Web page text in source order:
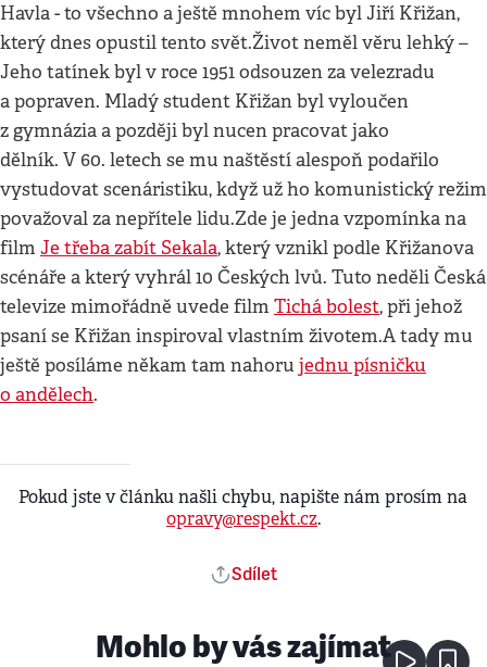
Havla - to všechno a ještě mnohem víc byl Jiří Křižan,
který dnes opustil tento svět.Život neměl věru lehký –
Jeho tatínek byl v roce 1951 odsouzen za velezradu
a popraven. Mladý student Křižan byl vyloučen
z gymnázia a později byl nucen pracovat jako
dělník. V 60. letech se mu naštěstí alespoň podařilo
vystudovat scenáristiku, když už ho komunistický režim
považoval za nepřítele lidu.Zde je jedna vzpomínka na
film Je třeba zabít Sekala, který vznikl podle Křižanova
scénáře a který vyhrál 10 Českých lvů. Tuto neděli Česká
televize mimořádně uvede film Tichá bolest, při jehož
psaní se Křižan inspiroval vlastním životem.A tady mu
ještě posíláme někam tam nahoru jednu písničku
o andělech.
Pokud jste v článku našli chybu, napište nám prosím na
opravy@respekt.cz.
Sdílet
Mohlo by vás zajímat